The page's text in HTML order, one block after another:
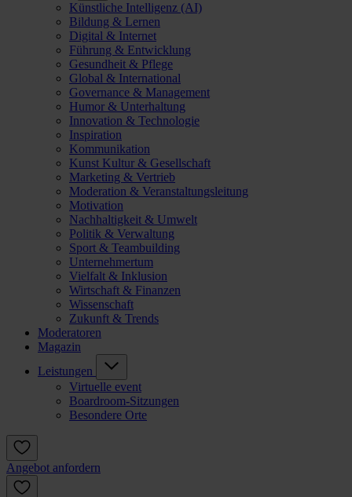
Künstliche Intelligenz (AI)
Bildung & Lernen
Digital & Internet
Führung & Entwicklung
Gesundheit & Pflege
Global & International
Governance & Management
Humor & Unterhaltung
Innovation & Technologie
Inspiration
Kommunikation
Kunst Kultur & Gesellschaft
Marketing & Vertrieb
Moderation & Veranstaltungsleitung
Motivation
Nachhaltigkeit & Umwelt
Politik & Verwaltung
Sport & Teambuilding
Unternehmertum
Vielfalt & Inklusion
Wirtschaft & Finanzen
Wissenschaft
Zukunft & Trends
Moderatoren
Magazin
Leistungen
Virtuelle event
Boardroom-Sitzungen
Besondere Orte
Angebot anfordern